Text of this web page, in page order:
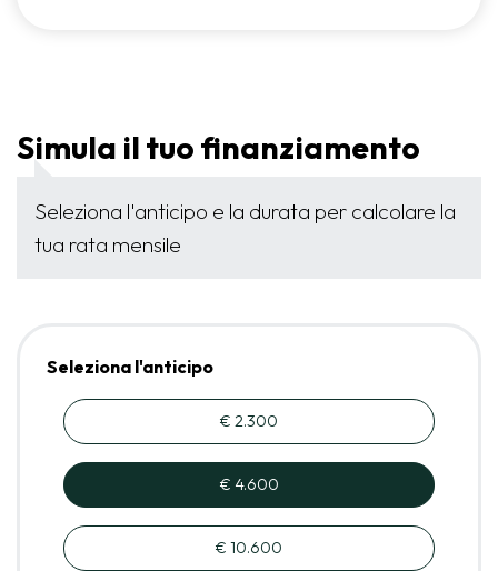
Simula il tuo finanziamento
Seleziona l'anticipo e la durata per calcolare la
tua rata mensile
Seleziona l'anticipo
€ 2.300
€ 4.600
€ 10.600